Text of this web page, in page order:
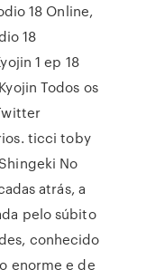
18 Online,
18
1 ep 18
Todos os
ticci toby
No
atrás, a
pelo súbito
conhecido
enorme e de